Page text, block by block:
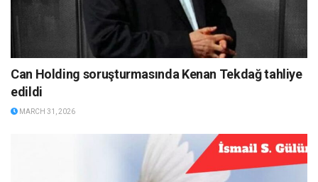
Can Holding soruşturmasında Kenan Tekdağ tahliye
edildi
MARCH 31, 2026